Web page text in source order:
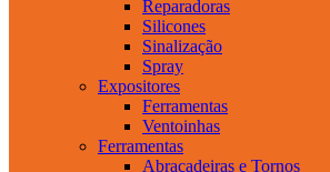
Reparadoras
Silicones
Sinalização
Spray
Expositores
Ferramentas
Ventoinhas
Ferramentas
Abraçadeiras e Tornos